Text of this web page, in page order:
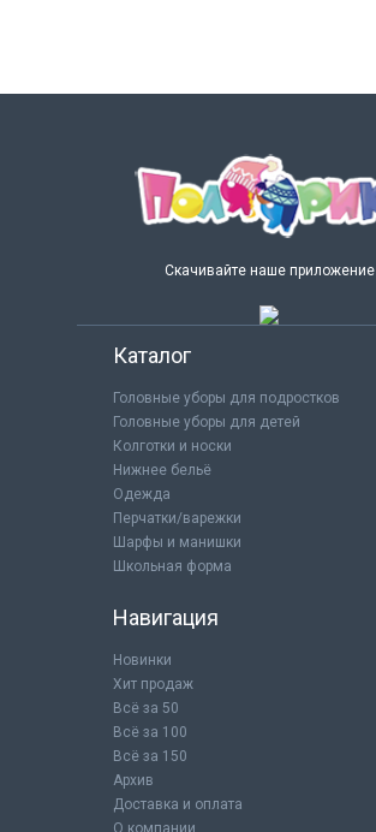
Скачивайте наше приложение
Каталог
Головные уборы для подростков
Головные уборы для детей
Колготки и носки
Нижнее бельё
Одежда
Перчатки/варежки
Шарфы и манишки
Школьная форма
Навигация
Новинки
Хит продаж
Всё за 50
Всё за 100
Всё за 150
Архив
Доставка и оплата
О компании